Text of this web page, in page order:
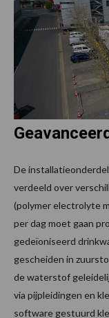
De
verdeeld over
(polymer electrolyte
per dag moet gaan
gedeïoniseerd
gescheiden in
de waterstof
via pijpleidingen en
software gestuurd